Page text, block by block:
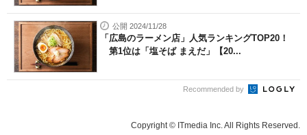
公開 2024/11/28
「広島のラーメン店」人気ランキングTOP20！
第1位は「塩そば まえだ」【20...
Recommended by
Copyright © ITmedia Inc. All Rights Reserved.